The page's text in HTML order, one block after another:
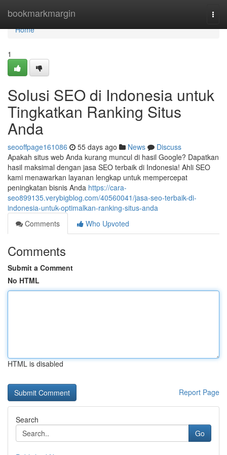
bookmarkmargin
Home
Home
1
Solusi SEO di Indonesia untuk
Tingkatkan Ranking Situs
Anda
seooffpage161086 55 days ago News
Discuss
Apakah situs web Anda kurang muncul di hasil Google? Dapatkan
hasil maksimal dengan jasa SEO terbaik di Indonesia! Ahli SEO
kami menawarkan layanan lengkap untuk mempercepat
peningkatan bisnis Anda https://cara-
seo899135.verybigblog.com/40560041/jasa-seo-terbaik-di-
indonesia-untuk-optimalkan-ranking-situs-anda
Comments
Who Upvoted
Comments
Submit a Comment
No HTML
HTML is disabled
Report Page
Search
Go